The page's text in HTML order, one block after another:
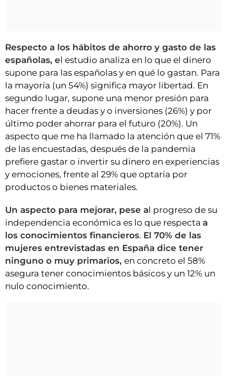
Respecto a los hábitos de ahorro y gasto de las
españolas, el estudio analiza en lo que el dinero
supone para las españolas y en qué lo gastan. Para
la mayoría (un 54%) significa mayor libertad. En
segundo lugar, supone una menor presión para
hacer frente a deudas y o inversiones (26%) y por
último poder ahorrar para el futuro (20%). Un
aspecto que me ha llamado la atención que el 71%
de las encuestadas, después de la pandemia
prefiere gastar o invertir su dinero en experiencias
y emociones, frente al 29% que optaría por
productos o bienes materiales.
Un aspecto para mejorar, pese al progreso de su
independencia económica es lo que respecta a
los conocimientos financieros. El 70% de las
mujeres entrevistadas en España dice tener
ninguno o muy primarios, en concreto el 58%
asegura tener conocimientos básicos y un 12% un
nulo conocimiento.